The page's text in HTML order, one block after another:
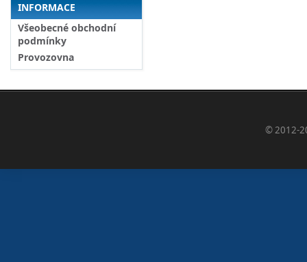
INFORMACE
Všeobecné obchodní
podmínky
Provozovna
© 2012-